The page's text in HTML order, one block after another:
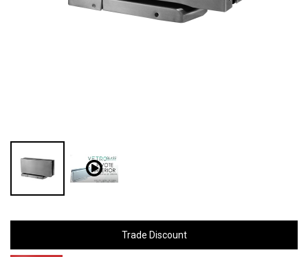
Trade Discount